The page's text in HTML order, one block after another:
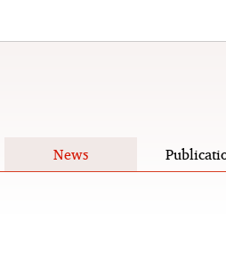
News